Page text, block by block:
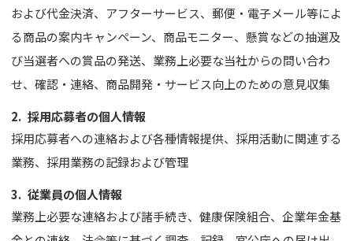
および代金決済、アフターサービス、郵便・電子メール等によ
る商品の案内キャンペーン、商品モニター、懸賞などの抽選及
び当選者への賞品の発送、業務上必要な当社からの問い合わ
せ、確認・連絡、商品開発・サービス向上のための意見収集
2. 採用応募者の個人情報
採用応募者への連絡および各種情報提供、採用活動に関連する
業務、採用業務の記録および管理
3. 従業員の個人情報
業務上必要な連絡および諸手続き、健康保険組合、企業年金基